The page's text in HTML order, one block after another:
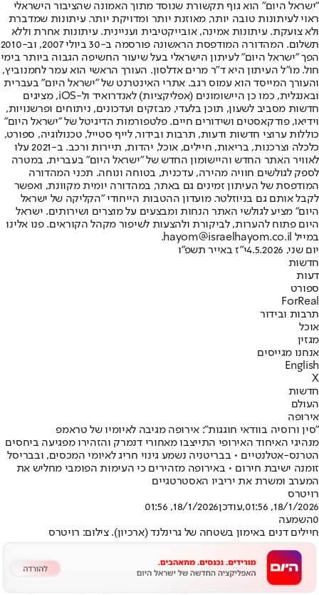
"ישראל היום" הוא גוף תקשורת שנוסד מתוך האמונה שהציבור הישראלי
ראוי לעיתונות טובה יותר, מאוזנת יותר ומדויקת יותר. עיתונות שמדברת
ולא צועקת. עיתונות אמינה, אובייקטיבית ועניינית. עיתונות אחרת וללא
תשלום. המהדורה המודפסת הראשונה פורסמה ב-30 ביולי 2007, וב-2010
הפך "ישראל היום" לעיתון הישראלי בעל שיעור החשיפה הגבוה ביותר בימי
חול. מו"ל העיתון היא ד"ר מרים אדלסון. העורך הראשי הוא עמר לחמנוביץ,
והעורך המייסד הוא עמוס רגב. אתרי האינטרנט של "ישראל היום" בעברית
ובאנגלית, כמו כן היישומונים (אפליקציות) לאנדרואיד ול-iOS, מציגים
חדשות מסביב לשעון, תוכן בלעדי, מבזקים ועדכונים, ניתוחים ופרשנויות,
וידיאו, פודקאסטים ושידורים חיים. פלטפורמות הדיגיטל של "ישראל היום"
כוללות ערוצי חדשות ודעות, תרבות ובידור, לייף סטייל, טכנולוגיה, ספורט,
כלכלה וצרכנות, בריאות, חיילים, אוכל, יהדות, תיירות ורכב. ב-2021 עלו
לאוויר האתר החדש והיישומון החדש של "ישראל היום" בעברית, במטרה
לספק לגולשים חוויה מהירה, עדכנית, בטוחה ונוחה. תכני המהדורה
המודפסת של העיתון זמינים גם באתר, במהדורה יומית מקוונת, ואפשר
לקבל אותם גם בניוזלטר. מועדון ההטבות הייחודי "הקליקה של ישראל
היום" מציע לגולשי האתר הנחות ומבצעים על מוצרים ושירותים. ישראל
היום פתוח להערות, לביקורת ולהצעות לשיפור מקהל הקוראים. פנו אלינו
במייל hayom@israelhayom.co.il.
יום שני, 4.5.2026
י"ז באייר תשפ"ו
חדשות
דעות
ספורט
ForReal
תרבות ובידור
אוכל
מגזין
אנחנו מגייסים
English
X
חדשות
העולם
אירופה
"סין ורוסיה בוודאי חוגגות": אירופה מגיבה לאיומיו של טראמפ
מנהיגי האיחוד האירופי התייצבו מאחורי דנמרק והזהירו מפגיעה ביחסים
הטרנס-אטלנטיים • בבריטניה נשמע גינוי חריג לאיומי המכסים, ובבריסל
זומנה ישיבת חירום • באירופה מזהירים כי העימות הפומבי מחליש את
המערב ומשרת את יריביו האסטרטגיים
רויטרס
18/1/2026, 01:56
,עודכן18/1/2026, 01:56
0השמעה
חיילים דנים באימון בשטחה של גרינלנד (ארכיון). צילום: רויטרס